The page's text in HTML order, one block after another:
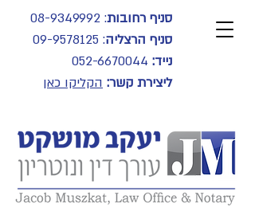
סניף רחובות:
08-9349992
סניף הרצליה:
09-9578125
נייד: 052-6670044
ליצירת קשר: הקליקו כאן